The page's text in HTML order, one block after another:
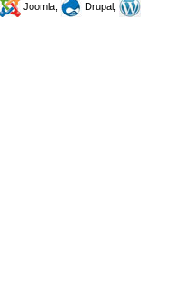
Joomla,
Drupal,